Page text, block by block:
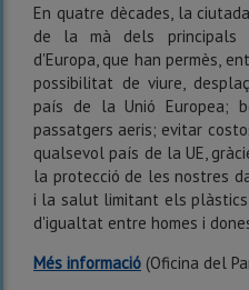
En quatre dècades, la
de la mà dels principals
d'Europa, que han permès,
possibilitat de viure,
país de la Unió Europea;
passatgers aeris; evitar
qualsevol país de la UE,
la protecció de les nostres
i la salut limitant els
d'igualtat entre homes i
Més informació (Oficina del